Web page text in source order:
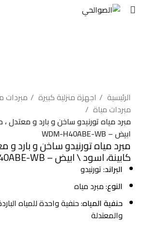
الرئيسية
اجهزة منزلية كبيرة
مبردات
مبردات مياة
مبرد مياه تورنيدو ساخن و بارد و معتدل
ابيض – WDM-H40ABE-WB
مبرد مياه تورنيدو ساخن و بارد و
كابينة، اسود \ ابيض – WDM-H40ABE-WB
البراند: تورنيدو
النوع: مبرد مياه
حنفية المياه: حنفية واحدة للمياه
والمعتدلة